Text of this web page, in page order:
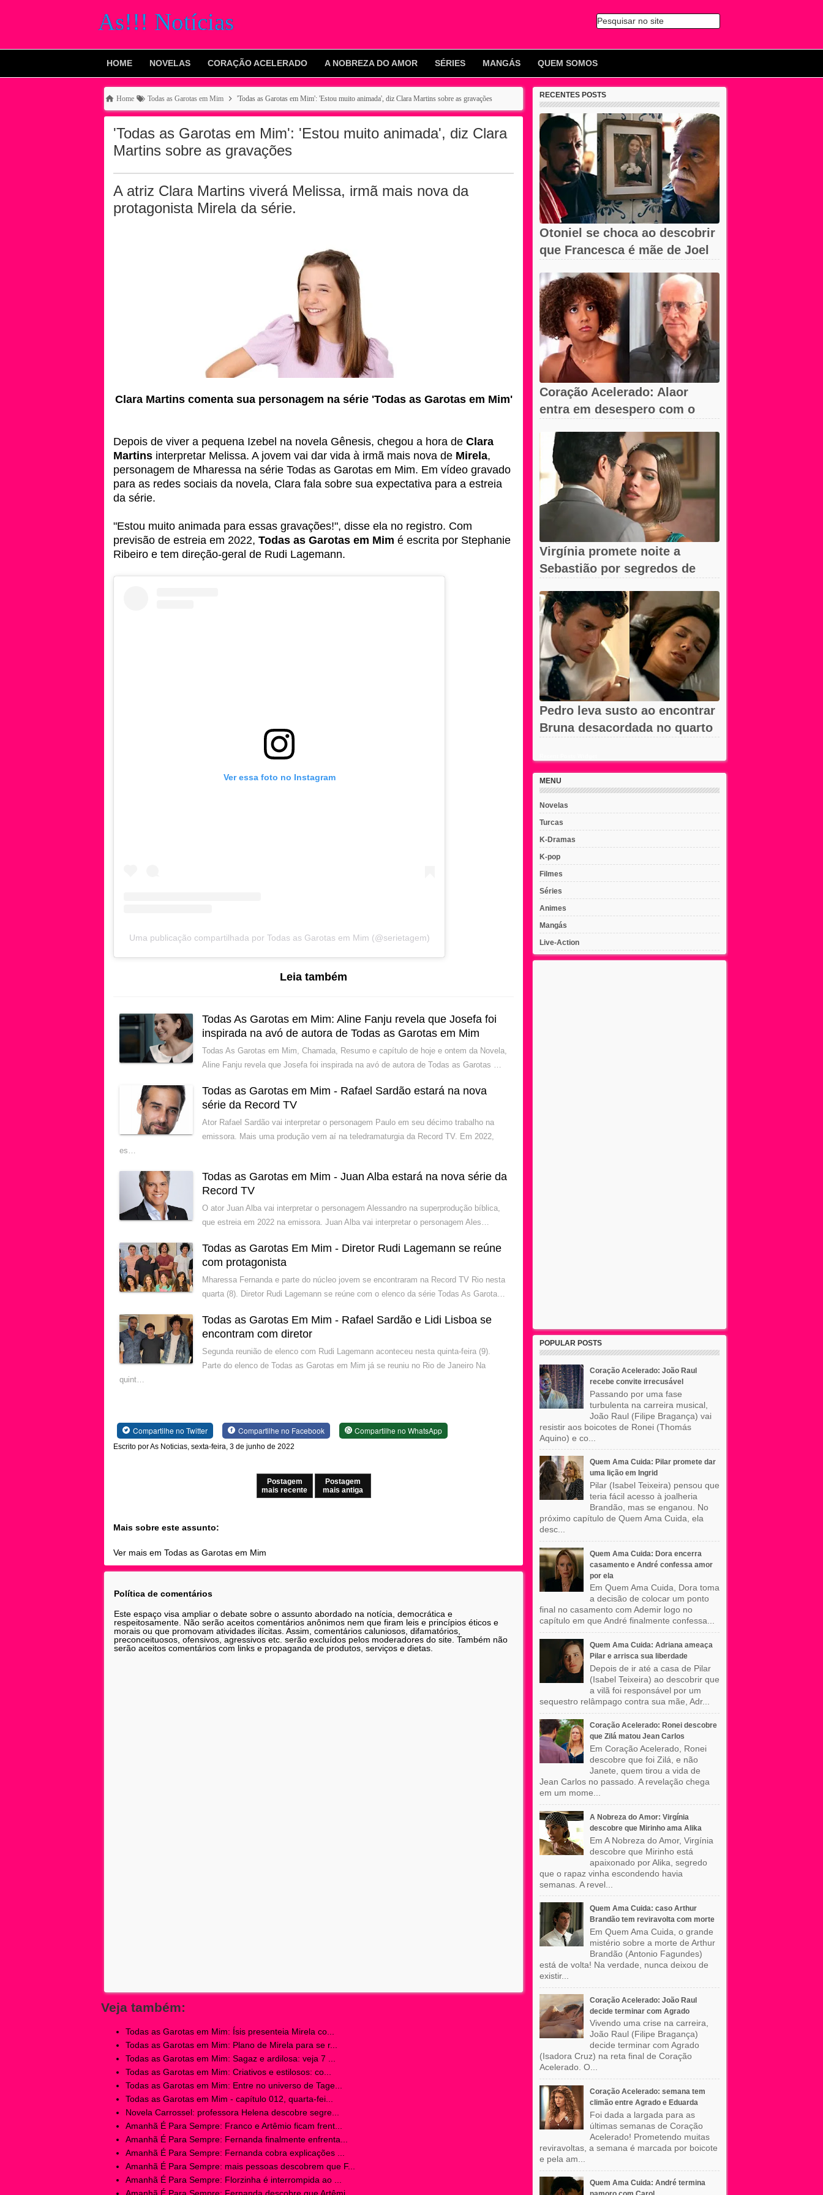
As!!! Notícias Pesquisar no site
HOME NOVELAS CORAÇÃO ACELERADO A NOBREZA DO AMOR SÉRIES MANGÁS QUEM SOMOS
Home Todas as Garotas em Mim 'Todas as Garotas em Mim': 'Estou muito animada', diz Clara Martins sobre as gravações
'Todas as Garotas em Mim': 'Estou muito animada', diz Clara
Martins sobre as gravações
A atriz Clara Martins viverá Melissa, irmã mais nova da
protagonista Mirela da série.
Clara Martins comenta sua personagem na série 'Todas as Garotas em Mim'
Depois de viver a pequena Izebel na novela Gênesis, chegou a hora de Clara
Martins interpretar Melissa. A jovem vai dar vida à irmã mais nova de Mirela,
personagem de Mharessa na série Todas as Garotas em Mim. Em vídeo gravado
para as redes sociais da novela, Clara fala sobre sua expectativa para a estreia
da série.
"Estou muito animada para essas gravações!", disse ela no registro. Com
previsão de estreia em 2022, Todas as Garotas em Mim é escrita por Stephanie
Ribeiro e tem direção-geral de Rudi Lagemann.
Ver essa foto no Instagram
Uma publicação compartilhada por Todas as Garotas em Mim (@serietagem)
Leia também
Todas As Garotas em Mim: Aline Fanju revela que Josefa foi
inspirada na avó de autora de Todas as Garotas em Mim
Todas As Garotas em Mim, Chamada, Resumo e capítulo de hoje e ontem da Novela,
Aline Fanju revela que Josefa foi inspirada na avó de autora de Todas as Garotas …
Todas as Garotas em Mim - Rafael Sardão estará na nova
série da Record TV
Ator Rafael Sardão vai interpretar o personagem Paulo em seu décimo trabalho na
emissora. Mais uma produção vem aí na teledramaturgia da Record TV. Em 2022,
es…
Todas as Garotas em Mim - Juan Alba estará na nova série da
Record TV
O ator Juan Alba vai interpretar o personagem Alessandro na superprodução bíblica,
que estreia em 2022 na emissora. Juan Alba vai interpretar o personagem Ales…
Todas as Garotas Em Mim - Diretor Rudi Lagemann se reúne
com protagonista
Mharessa Fernanda e parte do núcleo jovem se encontraram na Record TV Rio nesta
quarta (8). Diretor Rudi Lagemann se reúne com o elenco da série Todas As Garota…
Todas as Garotas Em Mim - Rafael Sardão e Lidi Lisboa se
encontram com diretor
Segunda reunião de elenco com Rudi Lagemann aconteceu nesta quinta-feira (9).
Parte do elenco de Todas as Garotas em Mim já se reuniu no Rio de Janeiro Na
quint…
Compartilhe no Twitter Compartilhe no Facebook Compartilhe no WhatsApp
Escrito por As Noticias, sexta-feira, 3 de junho de 2022
Postagem
mais recente
Postagem
mais antiga
Mais sobre este assunto:
Ver mais em Todas as Garotas em Mim
Política de comentários
Este espaço visa ampliar o debate sobre o assunto abordado na notícia, democrática e
respeitosamente. Não serão aceitos comentários anônimos nem que firam leis e princípios éticos e
morais ou que promovam atividades ilícitas. Assim, comentários caluniosos, difamatórios,
preconceituosos, ofensivos, agressivos etc. serão excluídos pelos moderadores do site. Também não
serão aceitos comentários com links e propaganda de produtos, serviços e dietas.
Veja também:
Todas as Garotas em Mim: Ísis presenteia Mirela co...
Todas as Garotas em Mim: Plano de Mirela para se r...
Todas as Garotas em Mim: Sagaz e ardilosa: veja 7 ...
Todas as Garotas em Mim: Criativos e estilosos: co...
Todas as Garotas em Mim: Entre no universo de Tage...
Todas as Garotas em Mim - capítulo 012, quarta-fei...
Novela Carrossel: professora Helena descobre segre...
Amanhã É Para Sempre: Franco e Artêmio ficam frent...
Amanhã É Para Sempre: Fernanda finalmente enfrenta...
Amanhã É Para Sempre: Fernanda cobra explicações ...
Amanhã É Para Sempre: mais pessoas descobrem que F...
Amanhã É Para Sempre: Florzinha é interrompida ao ...
RECENTES POSTS
Otoniel se choca ao descobrir
que Francesca é mãe de Joel
Coração Acelerado: Alaor
entra em desespero com o
Virgínia promete noite a
Sebastião por segredos de
Pedro leva susto ao encontrar
Bruna desacordada no quarto
MENU
Novelas
Turcas
K-Dramas
K-pop
Filmes
Séries
Animes
Mangás
Live-Action
POPULAR POSTS
Coração Acelerado: João Raul
recebe convite irrecusável
Passando por uma fase
turbulenta na carreira musical,
João Raul (Filipe Bragança) vai
resistir aos boicotes de Ronei (Thomás
Aquino) e co...
Quem Ama Cuida: Pilar promete dar
uma lição em Ingrid
Pilar (Isabel Teixeira) pensou que
teria fácil acesso à joalheria
Brandão, mas se enganou. No
próximo capítulo de Quem Ama Cuida, ela
desc...
Quem Ama Cuida: Dora encerra
casamento e André confessa amor
por ela
Em Quem Ama Cuida, Dora toma
a decisão de colocar um ponto
final no casamento com Ademir logo no
capítulo em que André finalmente confessa...
Quem Ama Cuida: Adriana ameaça
Pilar e arrisca sua liberdade
Depois de ir até a casa de Pilar
(Isabel Teixeira) ao descobrir que
a vilã foi responsável por um
sequestro relâmpago contra sua mãe, Adr...
Coração Acelerado: Ronei descobre
que Zilá matou Jean Carlos
Em Coração Acelerado, Ronei
descobre que foi Zilá, e não
Janete, quem tirou a vida de
Jean Carlos no passado. A revelação chega
em um mome...
A Nobreza do Amor: Virgínia
descobre que Mirinho ama Alika
Em A Nobreza do Amor, Virgínia
descobre que Mirinho está
apaixonado por Alika, segredo
que o rapaz vinha escondendo havia
semanas. A revel...
Quem Ama Cuida: caso Arthur
Brandão tem reviravolta com morte
Em Quem Ama Cuida, o grande
mistério sobre a morte de Arthur
Brandão (Antonio Fagundes)
está de volta! Na verdade, nunca deixou de
existir...
Coração Acelerado: João Raul
decide terminar com Agrado
Vivendo uma crise na carreira,
João Raul (Filipe Bragança)
decide terminar com Agrado
(Isadora Cruz) na reta final de Coração
Acelerado. O...
Coração Acelerado: semana tem
climão entre Agrado e Eduarda
Foi dada a largada para as
últimas semanas de Coração
Acelerado! Prometendo muitas
reviravoltas, a semana é marcada por boicote
e pela am...
Quem Ama Cuida: André termina